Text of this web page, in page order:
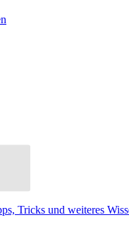
Tricks und weiteres